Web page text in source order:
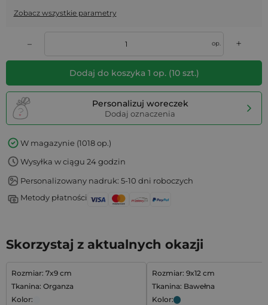
Zobacz wszystkie parametry
– op. +
Dodaj do koszyka 1 op. (10szt.)
Personalizuj woreczek
Dodaj oznaczenia
W magazynie (1018 op.)
Wysyłka w ciągu 24 godzin
Personalizowany nadruk: 5-10 dni roboczych
Metody płatności
Skorzystaj z aktualnych okazji
Rozmiar: 7x9 cm
Tkanina: Organza
Kolor:
Rozmiar: 9x12 cm
Tkanina: Bawełna
Kolor: